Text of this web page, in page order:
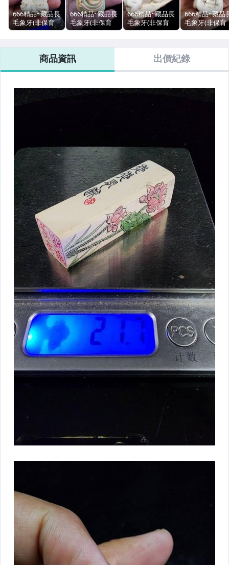
666精品~藏品長
毛象牙(非保育
類) 精雕 龍 37公
元起標)
666精品~藏品長
毛象牙(非保育
類) 精雕 61公克
起標)
666精品~藏品長
毛象牙(非保育
類) 精雕 瑞獸蹲
徵鎮宅避邪、招
666精品~藏品
毛象牙(非保育
類) 精雕【彌勒
項完美 (一元起
標)
商品資訊 出價紀錄